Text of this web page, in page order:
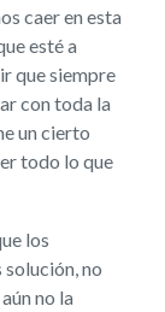
caer en esta
esté a
que siempre
con toda la
un cierto
todo lo que
los
solución, no
no la